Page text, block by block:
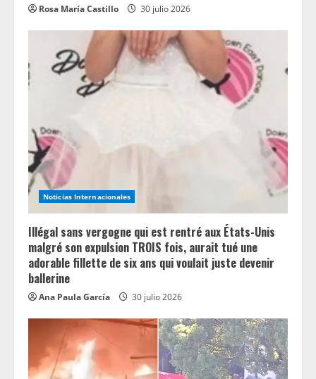
Rosa María Castillo 30 julio 2026
Noticias Internacionales
Illégal sans vergogne qui est rentré aux États-Unis
malgré son expulsion TROIS fois, aurait tué une
adorable fillette de six ans qui voulait juste devenir
ballerine
Ana Paula García 30 julio 2026